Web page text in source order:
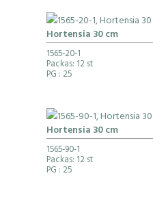
Hortensia 30 cm
1565-20-1
Packas: 12 st
PG : 25
Hortensia 30 cm
1565-90-1
Packas: 12 st
PG : 25